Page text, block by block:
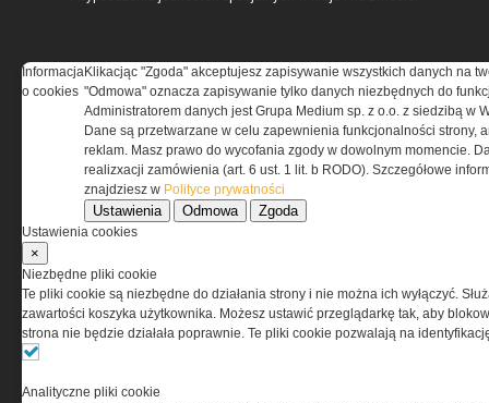
REGULAMIN
Regulamin określa zasady korzystania z portalu
www.special-ops.pl
Korzystanie z portalu jest równoznaczne
przez Grupa MEDIUM Spółka z ograniczoną
odpowiedzialnością Spółka komandytowa, nr KRS:
0000537655, NIP 1132860378, REGON 146393437
(zwana dalej Grupa MEDIUM) w postaci Regulaminu.
Przeczytaj regulamin
Informacja
o cookies
Klikacjąc "Zgoda" akceptujesz zapisywanie wszystkich danych na
"Odmowa" oznacza zapisywanie tylko danych niezbędnych do
Administratorem danych jest Grupa Medium sp. z o.o. z siedzibą w
Dane są przetwarzane w celu zapewnienia funkcjonalności strony,
reklam. Masz prawo do wycofania zgody w dowolnym momencie.
realizxacji zamówienia (art. 6 ust. 1 lit. b RODO). Szczegółowe
znajdziesz w Polityce prywatności
Ustawienia Odmowa Zgoda
Ustawienia cookies
×
Niezbędne pliki cookie
Te pliki cookie są niezbędne do działania strony i nie można ich wyłączyć.
zawartości koszyka użytkownika. Możesz ustawić przeglądarkę tak, aby
strona nie będzie działała poprawnie. Te pliki cookie pozwalają na
Analityczne pliki cookie